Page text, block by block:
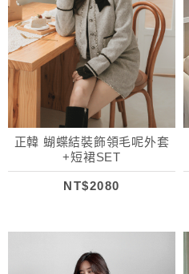
正韓 蝴蝶結裝飾領毛呢外套
+短裙SET
NT$2080